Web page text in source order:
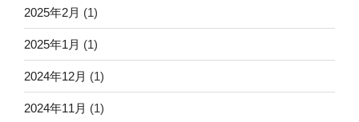
2025年2月 (1)
2025年1月 (1)
2024年12月 (1)
2024年11月 (1)